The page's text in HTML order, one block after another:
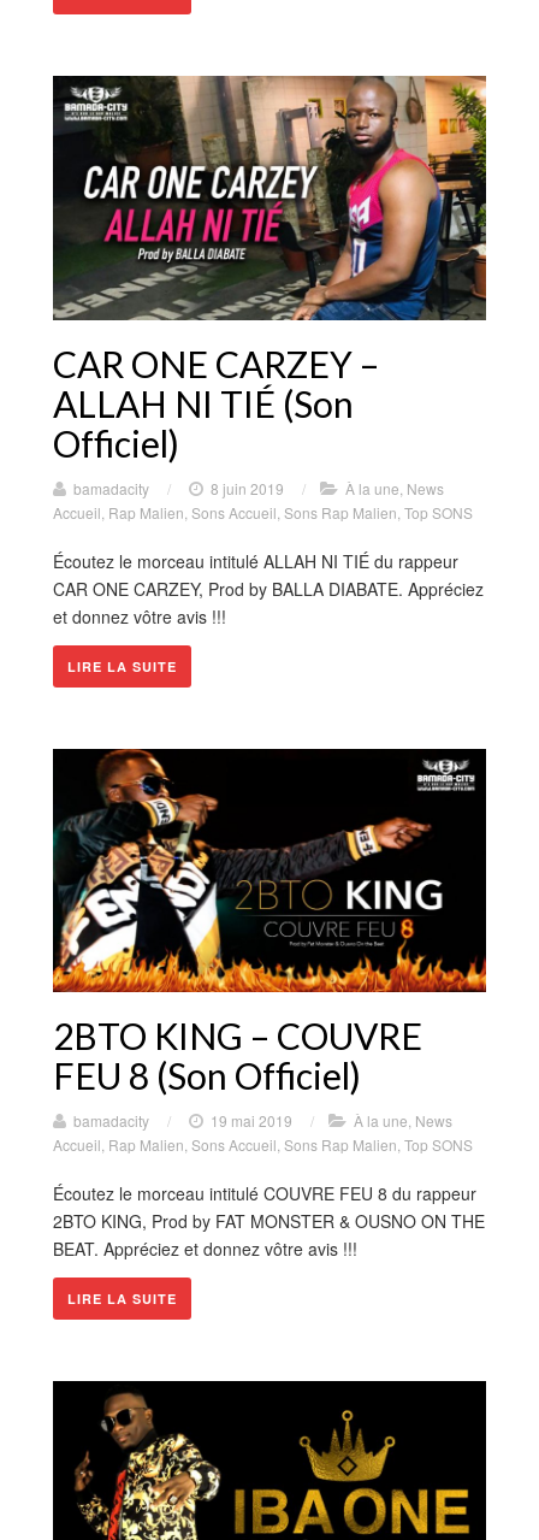
CAR ONE CARZEY –
ALLAH NI TIÉ (Son
Officiel)
bamadacity / 8 juin 2019 / À la une News
Accueil Rap Malien Sons Accueil Sons Rap Malien Top SONS
Écoutez le morceau intitulé ALLAH NI TIÉ du rappeur
CAR ONE CARZEY, Prod by BALLA DIABATE. Appréciez
et donnez vôtre avis !!!
LIRE LA SUITE
2BTO KING – COUVRE
FEU 8 (Son Officiel)
bamadacity / 19 mai 2019 / À la une News
Accueil Rap Malien Sons Accueil Sons Rap Malien Top SONS
Écoutez le morceau intitulé COUVRE FEU 8 du rappeur
2BTO KING, Prod by FAT MONSTER & OUSNO ON THE
BEAT. Appréciez et donnez vôtre avis !!!
LIRE LA SUITE